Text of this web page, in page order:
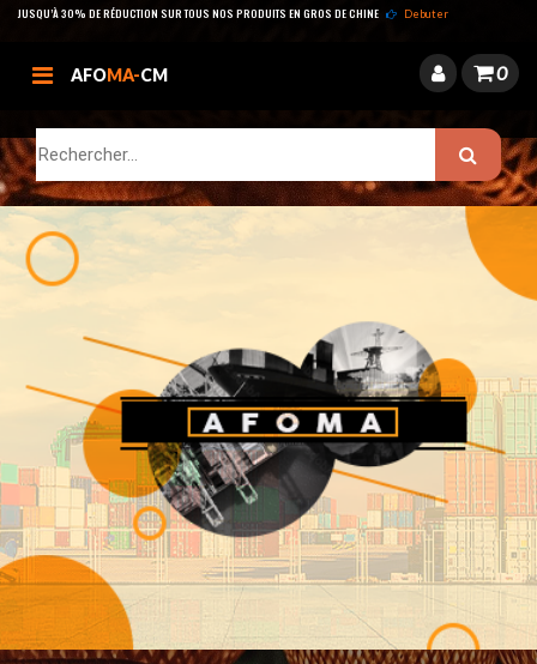
JUSQU’À 30% DE RÉDUCTION SUR TOUS NOS PRODUITS EN GROS DE CHINE Debuter
AFOMA-CM 0